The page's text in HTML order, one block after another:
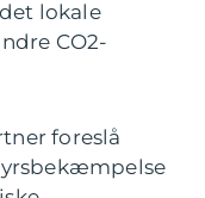
lokale
CO2-
foreslå